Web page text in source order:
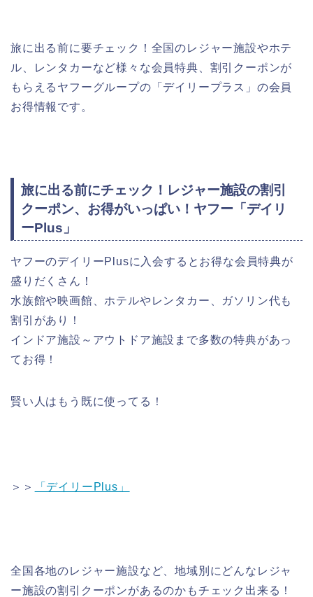
旅に出る前に要チェック！全国のレジャー施設やホテ
ル、レンタカーなど様々な会員特典、割引クーポンが
もらえるヤフーグループの「デイリープラス」の会員
お得情報です。
旅に出る前にチェック！レジャー施設の割引
クーポン、お得がいっぱい！ヤフー「デイリ
ーPlus」
ヤフーのデイリーPlusに入会するとお得な会員特典が
盛りだくさん！
水族館や映画館、ホテルやレンタカー、ガソリン代も
割引があり！
インドア施設～アウトドア施設まで多数の特典があっ
てお得！
賢い人はもう既に使ってる！
＞＞ 「デイリーPlus」
全国各地のレジャー施設など、地域別にどんなレジャ
ー施設の割引クーポンがあるのかもチェック出来る！